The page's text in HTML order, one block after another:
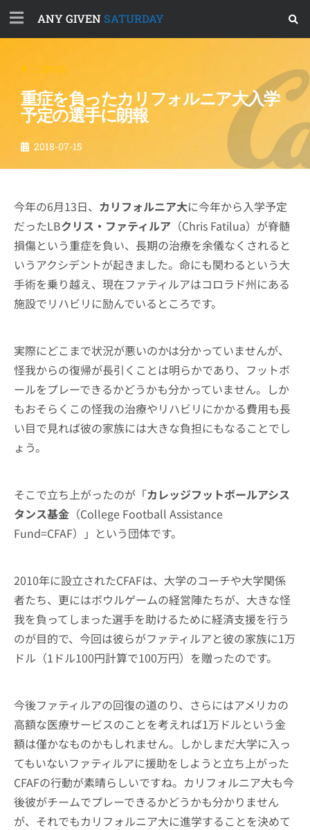
ANY GIVEN SATURDAY
こぼれ話
重症を負ったカリフォルニア大入学
予定の選手に朗報
2018-07-15
今年の6月13日、 カリフォルニア大に今年から入学予定
だったLBクリス・ファティルア （Chris Fatilua）が脊髄
損傷という重症を負い、長期の治療を余儀なくされると
いうアクシデントが起きました。命にも関わるという大
手術を乗り越え、現在ファティルアはコロラド州にある
施設でリハビリに励んでいるところです。
実際にどこまで状況が悪いのかは分かっていませんが、
怪我からの復帰が長引くことは明らかであり、フットボ
ールをプレーできるかどうかも分かっていません。しか
もおそらくこの怪我の治療やリハビリにかかる費用も長
い目で見れば彼の家族には大きな負担にもなることでし
ょう。
そこで立ち上がったのが「カレッジフットボールアシス
タンス基金 （College Football Assistance
Fund=CFAF）」という団体です。
2010年に設立されたCFAFは、大学のコーチや大学関係
者たち、更にはボウルゲームの経営陣たちが、大きな怪
我を負ってしまった選手を助けるために経済支援を行う
のが目的で、今回は彼らがファティルアと彼の家族に1万
ドル（1ドル100円計算で100万円）を贈ったのです。
今後ファティルアの回復の道のり、さらにはアメリカの
高額な医療サービスのことを考えれば1万ドルという金
額は僅かなものかもしれません。しかしまだ大学に入っ
てもいないファティルアに援助をしようと立ち上がった
CFAFの行動が素晴らしいですね。カリフォルニア大も今
後彼がチームでプレーできるかどうかも分かりません
が、それでもカリフォルニア大に進学することを決めて